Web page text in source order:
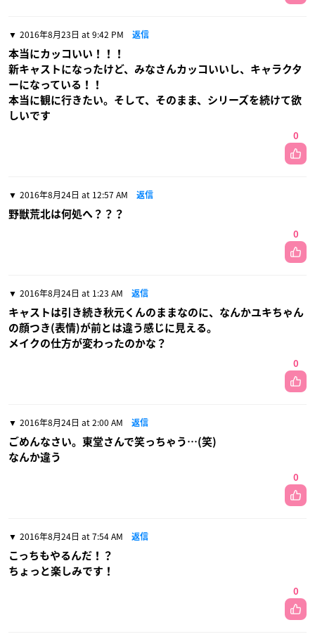
2016年8月23日 at 9:42 PM 返信
本当にカッコいい！！！
新キャストになったけど、みなさんカッコいいし、キャラクタ
ーになっている！！
本当に観に行きたい。そして、そのまま、シリーズを続けて欲
しいです
0
2016年8月24日 at 12:57 AM 返信
野獣荒北は何処へ？？？
0
2016年8月24日 at 1:23 AM 返信
キャストは引き続き秋元くんのままなのに、なんかユキちゃん
の顔つき(表情)が前とは違う感じに見える。
メイクの仕方が変わったのかな？
0
2016年8月24日 at 2:00 AM 返信
ごめんなさい。東堂さんで笑っちゃう…(笑)
なんか違う
0
2016年8月24日 at 7:54 AM 返信
こっちもやるんだ！？
ちょっと楽しみです！
0